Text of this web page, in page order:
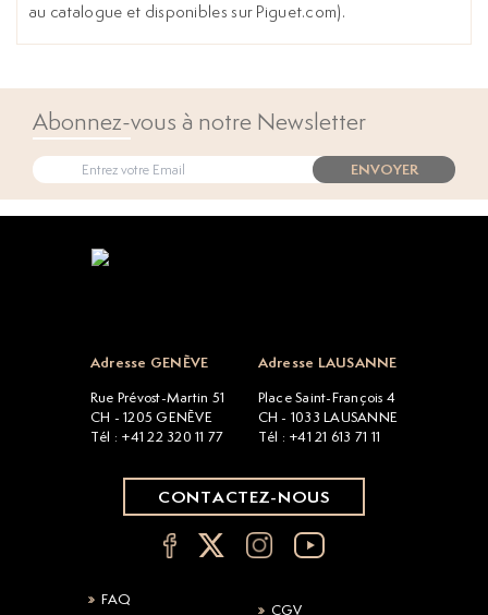
au catalogue et disponibles sur Piguet.com).
Abonnez-vous à notre Newsletter
ENVOYER
Adresse GENÈVE
Rue Prévost-Martin 51
CH - 1205 GENÈVE
Tél : +41 22 320 11 77
Adresse LAUSANNE
Place Saint-François 4
CH - 1033 LAUSANNE
Tél : +41 21 613 71 11
CONTACTEZ-NOUS
FAQ
CGV